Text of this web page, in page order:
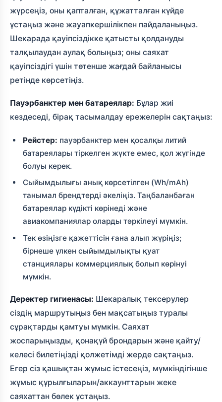
жүрсеңіз, оны қапталған, құжатталған күйде
ұстаңыз және жауапкершілікпен пайдаланыңыз.
Шекарада қауіпсіздікке қатысты қолдануды
талқылаудан аулақ болыңыз; оны саяхат
қауіпсіздігі үшін төтенше жағдай байланысы
ретінде көрсетіңіз.
Пауэрбанктер мен батареялар: Бұлар жиі
кездеседі, бірақ тасымалдау ережелерін сақтаңыз:
Рейстер: пауэрбанктер мен қосалқы литий
батареялары тіркелген жүкте емес, қол жүгінде
болуы керек.
Сыйымдылығы анық көрсетілген (Wh/mAh)
танымал брендтерді әкеліңіз. Таңбаланбаған
батареялар күдікті көрінеді және
авиакомпаниялар оларды тәркілеуі мүмкін.
Тек өзіңізге қажеттісін ғана алып жүріңіз;
бірнеше үлкен сыйымдылықты қуат
станциялары коммерциялық болып көрінуі
мүмкін.
Деректер гигиенасы: Шекаралық тексерулер
сіздің маршрутыңыз бен мақсатыңыз туралы
сұрақтарды қамтуы мүмкін. Саяхат
жоспарыңызды, қонақүй брондарын және қайту/
келесі билетіңізді қолжетімді жерде сақтаңыз.
Егер сіз қашықтан жұмыс істесеңіз, мүмкіндігінше
жұмыс құрылғыларын/аккаунттарын жеке
саяхаттан бөлек ұстаңыз.